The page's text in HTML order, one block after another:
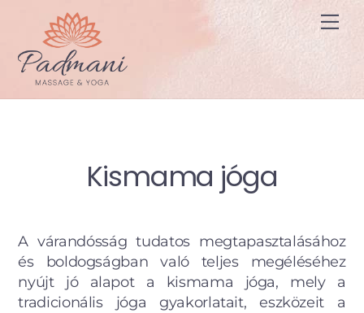
content
Kismama jóga
A várandósság tudatos megtapasztalásához
és boldogságban való teljes megéléséhez
nyújt jó alapot a kismama jóga, mely a
tradicionális jóga gyakorlatait, eszközeit a